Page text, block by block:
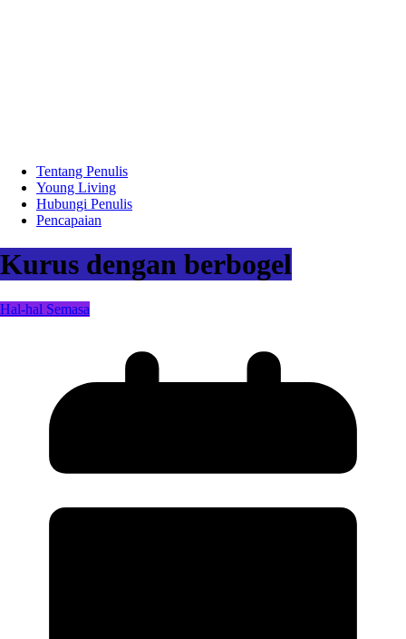
Tentang Penulis
Young Living
Hubungi Penulis
Pencapaian
Kurus dengan berbogel
Hal-hal Semasa